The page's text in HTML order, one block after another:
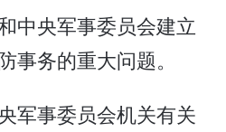
中央军事委员会建立
事务的重大问题。
军事委员会机关有关